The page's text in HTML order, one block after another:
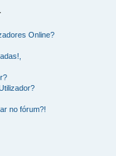
Online?
no fórum?!